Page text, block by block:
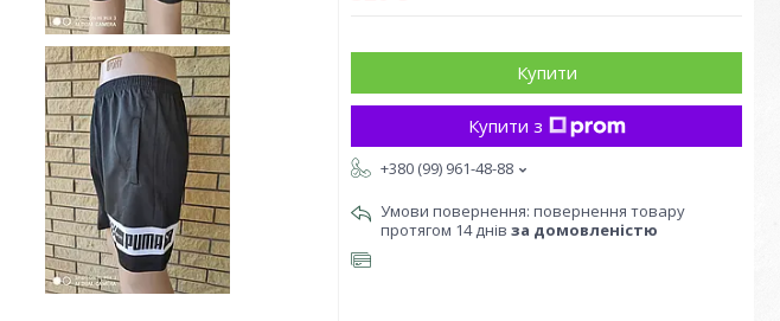
Купити
Купити з
+380 (99) 961-48-88
повернення товару
протягом 14 днів за домовленістю